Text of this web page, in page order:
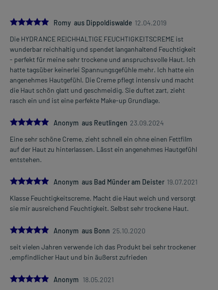
5.0
Romy aus Dippoldiswalde 12.04.2019
Die HYDRANCE REICHHALTIGE FEUCHTIGKEITSCREME ist
wunderbar reichhaltig und spendet langanhaltend Feuchtigkeit
- perfekt für meine sehr trockene und anspruchsvolle Haut. Ich
hatte tagsüber keinerlei Spannungsgefühle mehr. Ich hatte ein
angenehmes Hautgefühl. Die Creme pflegt intensiv und macht
die Haut schön glatt und geschmeidig. Sie duftet zart, zieht
rasch ein und ist eine perfekte Make-up Grundlage.
5.0Anonym aus Reutlingen 23.09.2024
Eine sehr schöne Creme, zieht schnell ein ohne einen Fettfilm
auf der Haut zu hinterlassen. Lässt ein angenehmes Hautgefühl
entstehen.
5.0Anonym aus Bad Münder am Deister 19.07.2021
Klasse Feuchtigkeitscreme. Macht die Haut weich und versorgt
sie mir ausreichend Feuchtigkeit. Selbst sehr trockene Haut.
5.0Anonym aus Bonn 25.10.2020
seit vielen Jahren verwende ich das Produkt bei sehr trockener
,empfindlicher Haut und bin äußerst zufrieden
5.0Anonym 18.05.2021